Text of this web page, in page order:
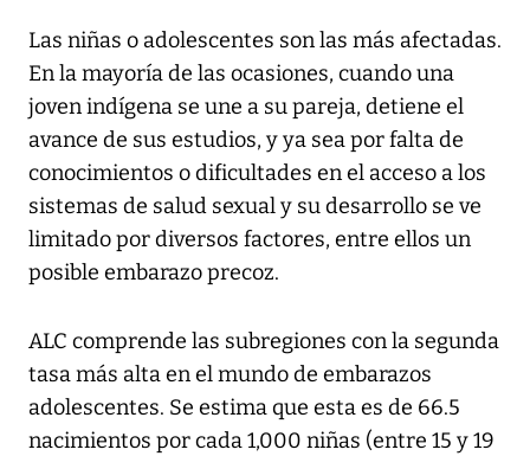
Las niñas o adolescentes son las más afectadas.
En la mayoría de las ocasiones, cuando una
joven indígena se une a su pareja, detiene el
avance de sus estudios, y ya sea por falta de
conocimientos o dificultades en el acceso a los
sistemas de salud sexual y su desarrollo se ve
limitado por diversos factores, entre ellos un
posible embarazo precoz.
ALC comprende las subregiones con la segunda
tasa más alta en el mundo de embarazos
adolescentes. Se estima que esta es de 66.5
nacimientos por cada 1,000 niñas (entre 15 y 19